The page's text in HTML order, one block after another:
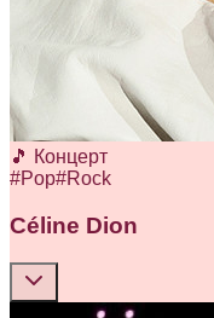
🎵 Концерт
#Pop#Rock
Céline Dion